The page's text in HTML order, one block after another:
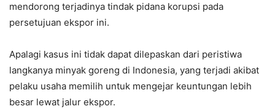
mendorong terjadinya tindak pidana korupsi pada
persetujuan ekspor ini.
Apalagi kasus ini tidak dapat dilepaskan dari peristiwa
langkanya minyak goreng di Indonesia, yang terjadi akibat
pelaku usaha memilih untuk mengejar keuntungan lebih
besar lewat jalur ekspor.